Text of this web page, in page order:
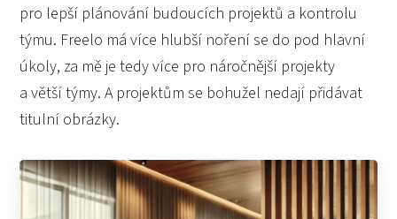
pro lepší plánování budoucích projektů a kontrolu
týmu. Freelo má více hlubší noření se do pod hlavní
úkoly, za mě je tedy více pro náročnější projekty
a větší týmy. A projektům se bohužel nedají přidávat
titulní obrázky.